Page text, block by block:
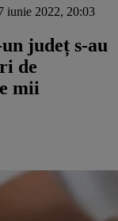
iunie 2022, 20:03
județ s-au
de
mii